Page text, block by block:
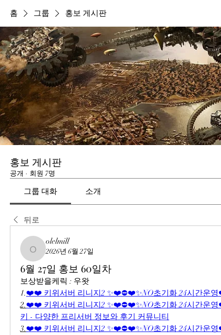
홈 그룹 홍보 게시판
홍보 게시판
공개 · 회원 7명
그룹 대화 소개
뒤로
olelmill
olelmill
2026년 6월 27일
6월 27일 홍보 60일차
보상받을케릭 : 우왓
1.❤️❤️ 키위서버 리니지2 ✨❤️⛔❤️✨NO초기화 24시간운
2.❤️❤️ 키위서버 리니지2 ✨❤️⛔❤️✨NO초기화 24시간운
키 - 다양한 프리서버 정보와 후기 커뮤니티
3.❤️❤️ 키위서버 리니지2 ✨❤️⛔❤️✨NO초기화 24시간운